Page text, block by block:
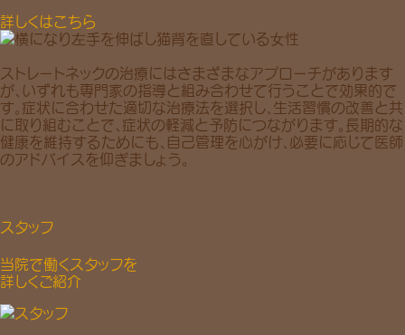
詳しくはこちら
ストレートネックの治療にはさまざまなアプローチがあります
が、いずれも専門家の指導と組み合わせて行うことで効果的で
す。症状に合わせた適切な治療法を選択し、生活習慣の改善と共
に取り組むことで、症状の軽減と予防につながります。長期的な
健康を維持するためにも、自己管理を心がけ、必要に応じて医師
のアドバイスを仰ぎましょう。
スタッフ
当院で働くスタッフを
詳しくご紹介